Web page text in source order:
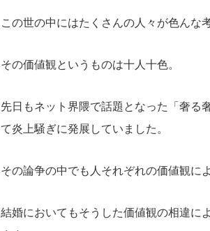
この世の中にはたくさんの人々が色んな
その価値観というものは十人十色。
先日もネット界隈で話題となった「奢る
て炎上騒ぎに発展していました。
その論争の中でも人それぞれの価値観に
結婚においてもそうした価値観の相違に